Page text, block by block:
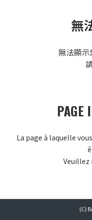
無
無法顯示
PAGE
La page à laquelle
Veuillez
(C)